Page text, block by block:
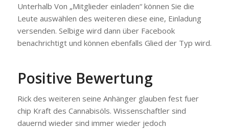
Unterhalb Von „Mitglieder einladen“ können Sie die
Leute auswählen des weiteren diese eine, Einladung
versenden. Selbige wird dann über Facebook
benachrichtigt und können ebenfalls Glied der Typ wird.
Positive Bewertung
Rick des weiteren seine Anhänger glauben fest fuer
chip Kraft des Cannabisöls. Wissenschaftler sind
dauernd wieder sind immer wieder jedoch